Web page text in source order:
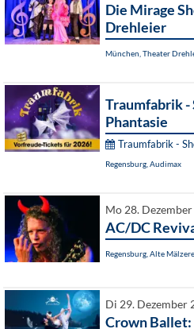
Die Mirage
Drehleier
München, Theater
Traumfabrik
Phantasie
Traumfabrik -
Regensburg, Audimax
Mo 28.
AC/DC
Regensburg, Alte
Di 29. Dezember
Crown